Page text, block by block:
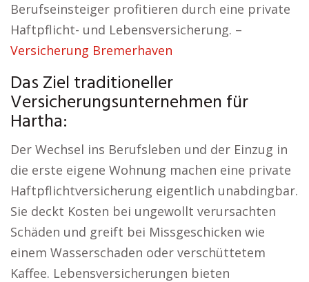
Berufseinsteiger profitieren durch eine private
Haftpflicht- und Lebensversicherung. –
Versicherung Bremerhaven
Das Ziel traditioneller
Versicherungsunternehmen für
Hartha:
Der Wechsel ins Berufsleben und der Einzug in
die erste eigene Wohnung machen eine private
Haftpflichtversicherung eigentlich unabdingbar.
Sie deckt Kosten bei ungewollt verursachten
Schäden und greift bei Missgeschicken wie
einem Wasserschaden oder verschüttetem
Kaffee. Lebensversicherungen bieten